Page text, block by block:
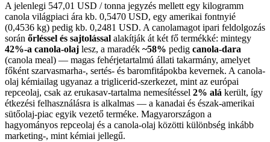
A jelenlegi 547,01 USD / tonna jegyzés mellett egy kilogramm
canola világpiaci ára kb. 0,5470 USD, egy amerikai fontnyié
(0,4536 kg) pedig kb. 0,2481 USD. A canolamagot ipari feldolgozás
során őrléssel és sajtolással alakítják át két fő termékké: mintegy
42%-a canola-olaj lesz, a maradék ~58% pedig canola-dara
(canola meal) — magas fehérjetartalmú állati takarmány, amelyet
főként szarvasmarha-, sertés- és baromfitápokba kevernek. A canola-
olaj kémiailag ugyanaz a triglicerid-szerkezet, mint az európai
repceolaj, csak az erukasav-tartalma nemesítéssel 2% alá került, így
étkezési felhasználásra is alkalmas — a kanadai és észak-amerikai
sütőolaj-piac egyik vezető terméke. Magyarországon a
hagyományos repceolaj és a canola-olaj közötti különbség inkább
marketing-, mint kémiai jellegű.